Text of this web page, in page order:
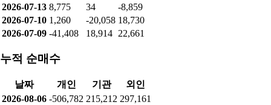
2026-07-13 8,775 34
-8,859
2026-07-10 1,260 -20,058 18,730
2026-07-09 -41,408 18,914 22,661
누적 순매수
날짜 개인 기관
외인
2026-08-06 -506,782 215,212 297,161